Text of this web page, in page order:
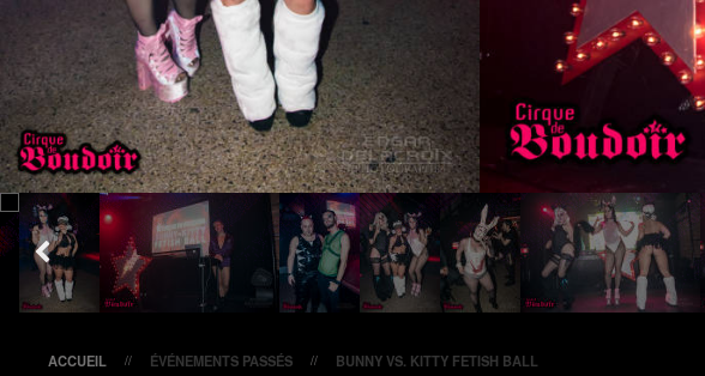
ACCUEIL // ÉVÉNEMENTS PASSÉS // BUNNY VS. KITTY FETISH BALL